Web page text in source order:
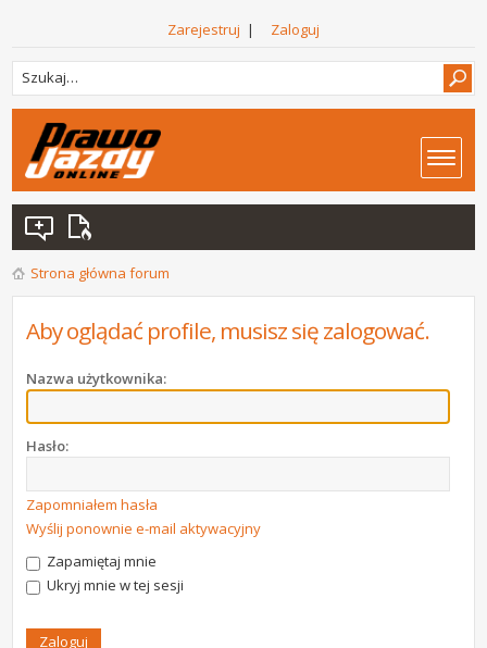
Zarejestruj | Zaloguj
Strona główna forum
Aby oglądać profile, musisz się zalogować.
Nazwa użytkownika:
Hasło:
Zapomniałem hasła
Wyślij ponownie e-mail aktywacyjny
Zapamiętaj mnie
Ukryj mnie w tej sesji